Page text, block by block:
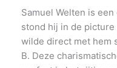
Samuel Welten is
stond hij in de
wilde direct met hem
B. Deze